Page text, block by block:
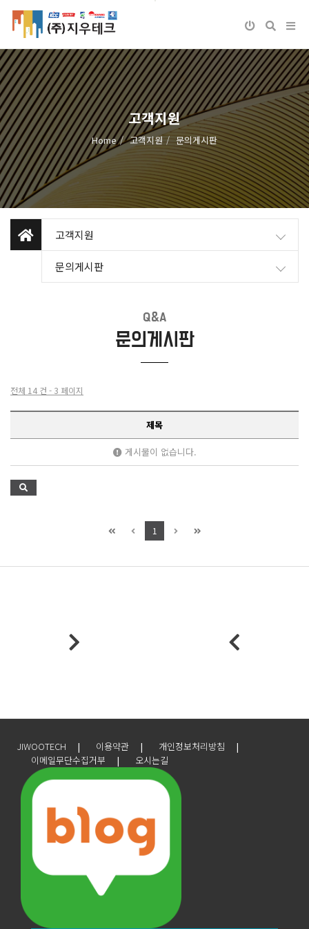
고객지원
Home 고객지원 문의게시판
고객지원
문의게시판
Q&A
문의게시판
전체 14 건 - 3 페이지
제목
게시물이 없습니다.
1
JIWOOTECH 이용약관
개인정보처리방침
이메일무단수집거부
오시는길